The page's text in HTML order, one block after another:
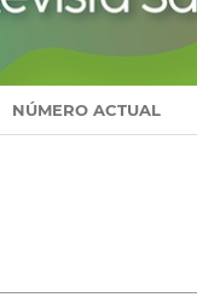
NÚMERO ACTUAL